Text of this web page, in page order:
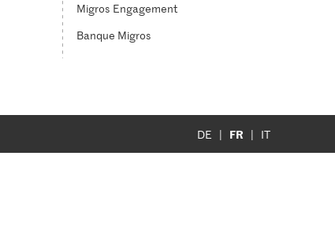
Migros Engagement
Banque Migros
DE FR IT